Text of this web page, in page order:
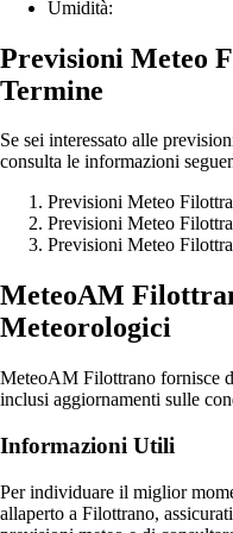
Umidità:
Previsioni Meteo
Termine
Se sei interessato alle
consulta le informazioni
Previsioni Meteo
Previsioni Meteo
Previsioni Meteo
MeteoAM
Meteorologici
MeteoAM Filottrano fornisce
inclusi aggiornamenti sulle
Informazioni Utili
Per individuare il miglior
allaperto a Filottrano,